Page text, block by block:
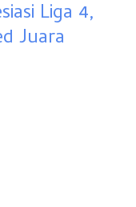
Liga 4,
Juara